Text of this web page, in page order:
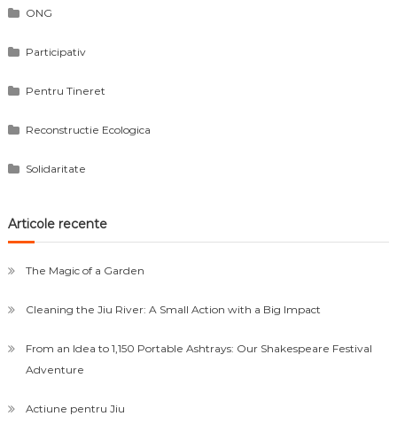
ONG
Participativ
Pentru Tineret
Reconstructie Ecologica
Solidaritate
Articole recente
The Magic of a Garden
Cleaning the Jiu River: A Small Action with a Big Impact
From an Idea to 1,150 Portable Ashtrays: Our Shakespeare Festival
Adventure
Actiune pentru Jiu